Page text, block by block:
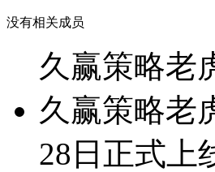
没有相关成员
久赢策略老
久赢策略老
28日正式上